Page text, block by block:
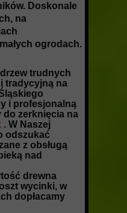
Doskonale
na
ogrodach.
trudnych
tradycyjną na
i profesjonalną
do zerknięcia na
. W Naszej
odszukać
z obsługą
nad
drewna
wycinki, w
dopłacamy